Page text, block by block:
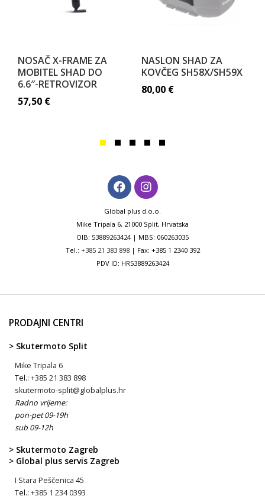
NOSAČ X-FRAME ZA
MOBITEL SHAD DO
6.6″-RETROVIZOR
57,50 €
NASLON SHAD ZA
KOVČEG SH58X/SH59X
80,00 €
Global plus d.o.o.
Mike Tripala 6, 21000 Split, Hrvatska
OIB: 53889263424 | MBS: 060263035
Tel.: +385 21 383 898| Fax: +385 1 2340 392
PDV ID: HR53889263424
PRODAJNI CENTRI
> Skutermoto Split
Mike Tripala 6
Tel.: +385 21 383 898
skutermoto-split@globalplus.hr
Radno vrijeme:
pon-pet 09-19h
sub 09-12h
> Skutermoto Zagreb
> Global plus servis Zagreb
I Stara Peščenica 45
Tel.: +385 1 234 0393